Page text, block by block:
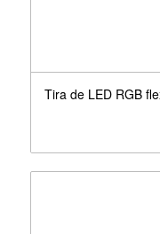
Tira de LED RGB